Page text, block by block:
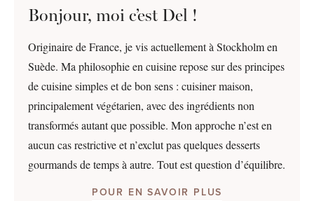
Bonjour, moi c’est Del !
Originaire de France, je vis actuellement à Stockholm en
Suède. Ma philosophie en cuisine repose sur des principes
de cuisine simples et de bon sens : cuisiner maison,
principalement végétarien, avec des ingrédients non
transformés autant que possible. Mon approche n’est en
aucun cas restrictive et n’exclut pas quelques desserts
gourmands de temps à autre. Tout est question d’équilibre.
POUR EN SAVOIR PLUS